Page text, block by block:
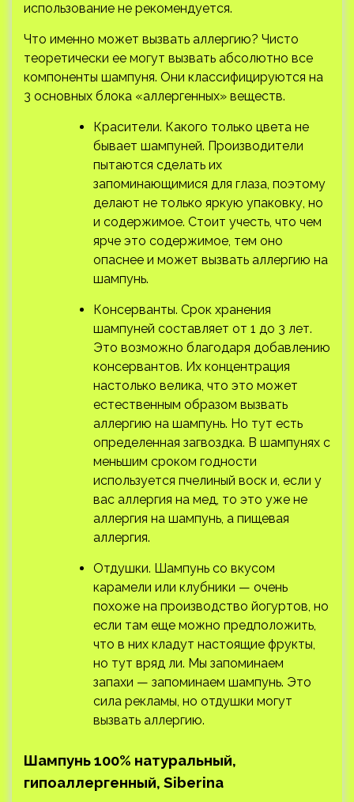
использование не рекомендуется.
Что именно может вызвать аллергию? Чисто
теоретически ее могут вызвать абсолютно все
компоненты шампуня. Они классифицируются на
3 основных блока «аллергенных» веществ.
Красители. Какого только цвета не
бывает шампуней. Производители
пытаются сделать их
запоминающимися для глаза, поэтому
делают не только яркую упаковку, но
и содержимое. Стоит учесть, что чем
ярче это содержимое, тем оно
опаснее и может вызвать аллергию на
шампунь.
Консерванты. Срок хранения
шампуней составляет от 1 до 3 лет.
Это возможно благодаря добавлению
консервантов. Их концентрация
настолько велика, что это может
естественным образом вызвать
аллергию на шампунь. Но тут есть
определенная загвоздка. В шампунях с
меньшим сроком годности
используется пчелиный воск и, если у
вас аллергия на мед, то это уже не
аллергия на шампунь, а пищевая
аллергия.
Отдушки. Шампунь со вкусом
карамели или клубники — очень
похоже на производство йогуртов, но
если там еще можно предположить,
что в них кладут настоящие фрукты,
но тут вряд ли. Мы запоминаем
запахи — запоминаем шампунь. Это
сила рекламы, но отдушки могут
вызвать аллергию.
Шампунь 100% натуральный,
гипоаллергенный, Siberina